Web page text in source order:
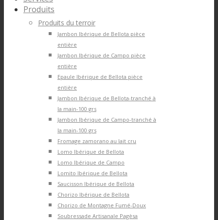
Produits
Produits du terroir
Jambon Ibérique de Bellota pièce
entière
Jambon Ibérique de Campo pièce
entière
Epaule Ibérique de Bellota pièce
entière
Jambon Ibérique de Bellota-tranché à
la main-100 grs
Jambon Ibérique de Campo-tranché à
la main-100 grs
Fromage zamorano au lait cru
Lomo Ibérique de Bellota
Lomo Ibérique de Campo
Lomito Ibérique de Bellota
Saucisson Ibérique de Bellota
Chorizo Ibérique de Bellota
Chorizo de Montagne Fumé-Doux
Soubressade Artisanale Pagèsa